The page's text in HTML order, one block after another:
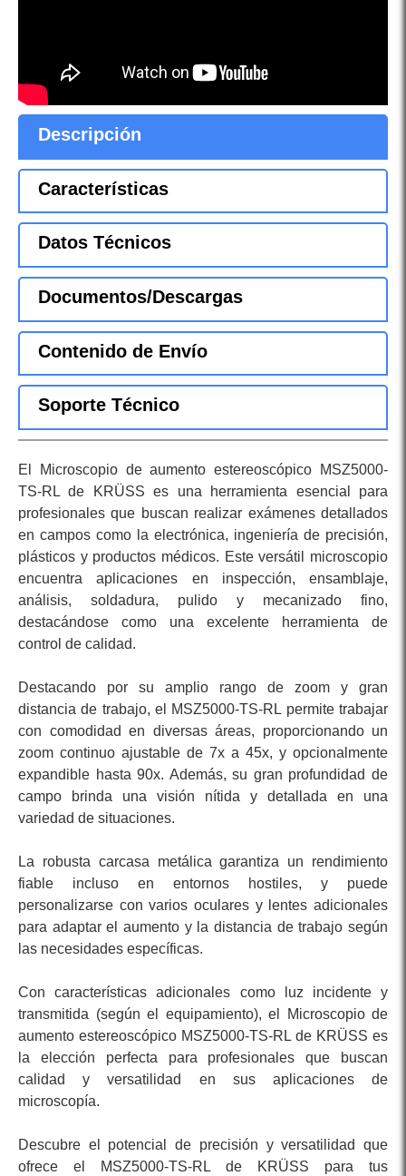
Descripción
Características
Datos Técnicos
Documentos/Descargas
Contenido de Envío
Soporte Técnico
El Microscopio de aumento estereoscópico MSZ5000-
TS-RL de KRÜSS es una herramienta esencial para
profesionales que buscan realizar exámenes detallados
en campos como la electrónica, ingeniería de precisión,
plásticos y productos médicos. Este versátil microscopio
encuentra aplicaciones en inspección, ensamblaje,
análisis, soldadura, pulido y mecanizado fino,
destacándose como una excelente herramienta de
control de calidad.
Destacando por su amplio rango de zoom y gran
distancia de trabajo, el MSZ5000-TS-RL permite trabajar
con comodidad en diversas áreas, proporcionando un
zoom continuo ajustable de 7x a 45x, y opcionalmente
expandible hasta 90x. Además, su gran profundidad de
campo brinda una visión nítida y detallada en una
variedad de situaciones.
La robusta carcasa metálica garantiza un rendimiento
fiable incluso en entornos hostiles, y puede
personalizarse con varios oculares y lentes adicionales
para adaptar el aumento y la distancia de trabajo según
las necesidades específicas.
Con características adicionales como luz incidente y
transmitida (según el equipamiento), el Microscopio de
aumento estereoscópico MSZ5000-TS-RL de KRÜSS es
la elección perfecta para profesionales que buscan
calidad y versatilidad en sus aplicaciones de
microscopía.
Descubre el potencial de precisión y versatilidad que
ofrece el MSZ5000-TS-RL de KRÜSS para tus